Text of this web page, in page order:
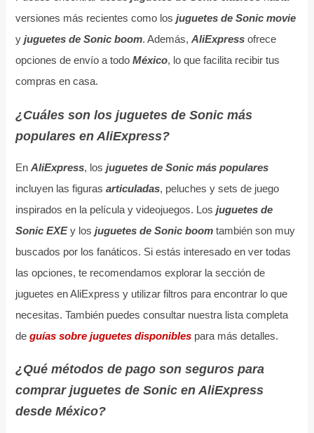
versiones más recientes como los juguetes de Sonic movie
y juguetes de Sonic boom. Además, AliExpressofrece
opciones de envío a todo México, lo que facilita recibir tus
compras en casa.
¿Cuáles son los juguetes de Sonic más
populares en AliExpress?
En AliExpress, los juguetes de Sonic más populares
incluyen las figuras articuladas, peluches y sets de juego
inspirados en la película y videojuegos. Los juguetes de
Sonic EXEy los juguetes de Sonic boomtambién son muy
buscados por los fanáticos. Si estás interesado en ver todas
las opciones, te recomendamos explorar la sección de
juguetes en AliExpress y utilizar filtros para encontrar lo que
necesitas. También puedes consultar nuestra lista completa
de guías sobre juguetes disponiblespara más detalles.
¿Qué métodos de pago son seguros para
comprar juguetes de Sonic en AliExpress
desde México?